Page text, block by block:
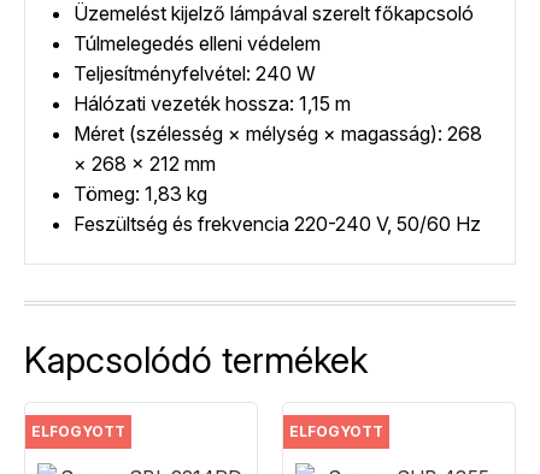
Üzemelést kijelző lámpával szerelt főkapcsoló
Túlmelegedés elleni védelem
Teljesítményfelvétel: 240 W
Hálózati vezeték hossza: 1,15 m
Méret (szélesség × mélység × magasság): 268
× 268 × 212 mm
Tömeg: 1,83 kg
Feszültség és frekvencia 220-240 V, 50/60 Hz
Kapcsolódó termékek
ELFOGYOTT ELFOGYOTT